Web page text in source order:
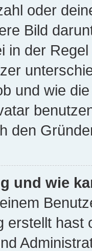
oder
Bild
in der
und wie
den
und wie
erstellt